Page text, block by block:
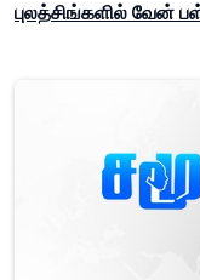
புலத்சிங்களில் வேன்